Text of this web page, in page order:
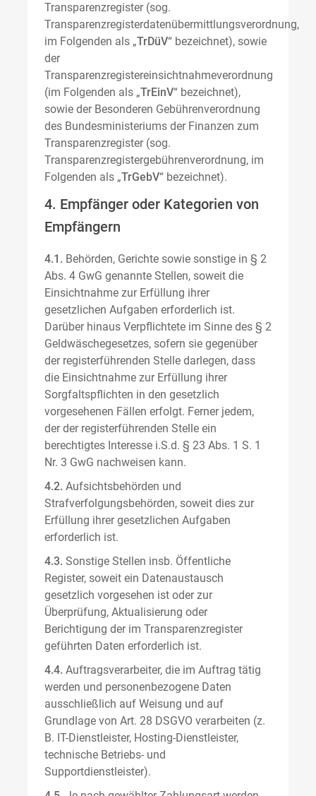
Transparenzregister (sog.
Transparenzregisterdatenübermittlungsverordnung,
im Folgenden als „TrDüV“ bezeichnet), sowie
der
Transparenzregistereinsichtnahmeverordnung
(im Folgenden als „TrEinV“ bezeichnet),
sowie der Besonderen Gebührenverordnung
des Bundesministeriums der Finanzen zum
Transparenzregister (sog.
Transparenzregistergebührenverordnung, im
Folgenden als „TrGebV“ bezeichnet).
4. Empfänger oder Kategorien von
Empfängern
4.1. Behörden, Gerichte sowie sonstige in § 2
Abs. 4 GwG genannte Stellen, soweit die
Einsichtnahme zur Erfüllung ihrer
gesetzlichen Aufgaben erforderlich ist.
Darüber hinaus Verpflichtete im Sinne des § 2
Geldwäschegesetzes, sofern sie gegenüber
der registerführenden Stelle darlegen, dass
die Einsichtnahme zur Erfüllung ihrer
Sorgfaltspflichten in den gesetzlich
vorgesehenen Fällen erfolgt. Ferner jedem,
der der registerführenden Stelle ein
berechtigtes Interesse i.S.d. § 23 Abs. 1 S. 1
Nr. 3 GwG nachweisen kann.
4.2. Aufsichtsbehörden und
Strafverfolgungsbehörden, soweit dies zur
Erfüllung ihrer gesetzlichen Aufgaben
erforderlich ist.
4.3. Sonstige Stellen insb. Öffentliche
Register, soweit ein Datenaustausch
gesetzlich vorgesehen ist oder zur
Überprüfung, Aktualisierung oder
Berichtigung der im Transparenzregister
geführten Daten erforderlich ist.
4.4. Auftragsverarbeiter, die im Auftrag tätig
werden und personenbezogene Daten
ausschließlich auf Weisung und auf
Grundlage von Art. 28 DSGVO verarbeiten (z.
B. IT-Dienstleister, Hosting-Dienstleister,
technische Betriebs- und
Supportdienstleister).